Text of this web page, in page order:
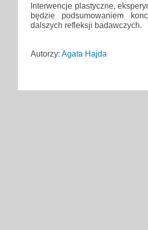
Interwencje plastyczne,
będzie podsumowaniem
dalszych refleksji badawczych.
Autorzy: Agata Hajda